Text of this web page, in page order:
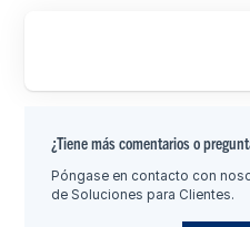
¿Tiene más comentarios o
Póngase en contacto con
de Soluciones para Clientes.